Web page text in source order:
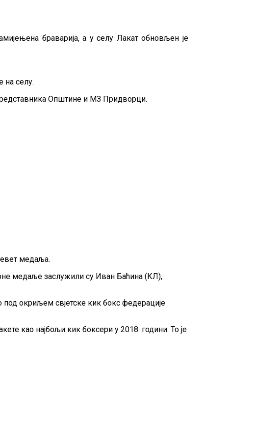
браварија, а у селу Лакат обновљен је
на селу.
Општине и МЗ Придворци.
медаља.
медаље заслужили су Иван Баћина (КЛ),
окриљем свјетске кик бокс федерације
као најбољи кик боксери у 2018. години. То је